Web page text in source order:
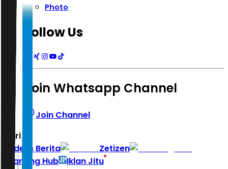
Photo
Follow Us
Join Whatsapp Channel
Join Channel
Hari ini
Indeks Berita
Zetizen
Learning Hub
Iklan Jitu